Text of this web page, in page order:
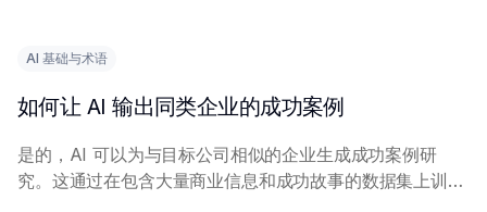
AI 基础与术语
如何让 AI 输出同类企业的成功案例
是的，AI 可以为与目标公司相似的企业生成成功案例研
究。这通过在包含大量商业信息和成功故事的数据集上训练